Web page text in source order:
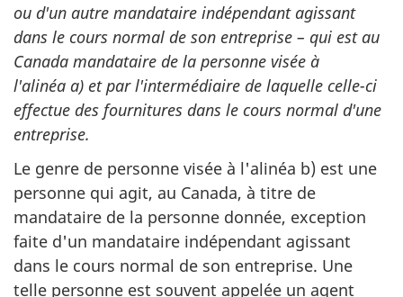
ou d'un autre mandataire indépendant agissant
dans le cours normal de son entreprise – qui est au
Canada mandataire de la personne visée à
l'alinéa a) et par l'intermédiaire de laquelle celle-ci
effectue des fournitures dans le cours normal d'une
entreprise.
Le genre de personne visée à l'alinéa b) est une
personne qui agit, au Canada, à titre de
mandataire de la personne donnée, exception
faite d'un mandataire indépendant agissant
dans le cours normal de son entreprise. Une
telle personne est souvent appelée un agent